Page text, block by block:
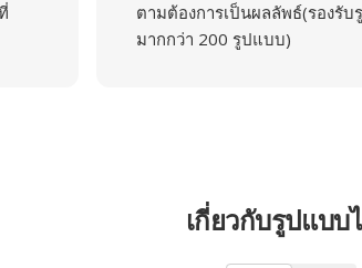
ตามต้องการเป็นผลลัพธ์(รองรั
มากกว่า 200 รูปแบบ)
เกี่ยวกับรูปแบบ